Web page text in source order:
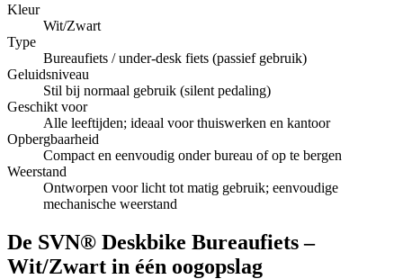
Kleur
Wit/Zwart
Type
Bureaufiets / under-desk fiets (passief gebruik)
Geluidsniveau
Stil bij normaal gebruik (silent pedaling)
Geschikt voor
Alle leeftijden; ideaal voor thuiswerken en kantoor
Opbergbaarheid
Compact en eenvoudig onder bureau of op te bergen
Weerstand
Ontworpen voor licht tot matig gebruik; eenvoudige
mechanische weerstand
De SVN® Deskbike Bureaufiets –
Wit/Zwart in één oogopslag